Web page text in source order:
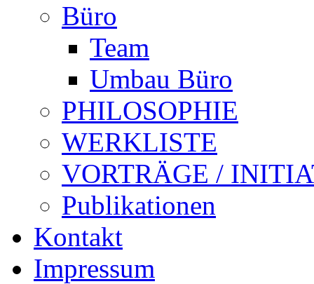
Büro
Team
Umbau Büro
PHILOSOPHIE
WERKLISTE
VORTRÄGE /
Publikationen
Kontakt
Impressum